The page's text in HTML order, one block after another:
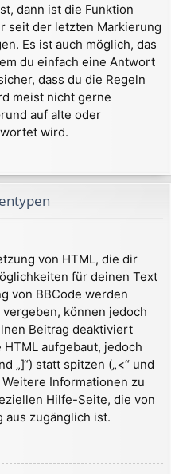
dann ist die Funktion
seit der letzten Markierung
Es ist auch möglich, das
du einfach eine Antwort
dass du die Regeln
meist nicht gerne
auf alte oder
wird.
von HTML, die dir
für deinen Text
von BBCode werden
können jedoch
Beitrag deaktiviert
aufgebaut, jedoch
„]“) statt spitzen („<“ und
Informationen zu
Hilfe-Seite, die von
zugänglich ist.